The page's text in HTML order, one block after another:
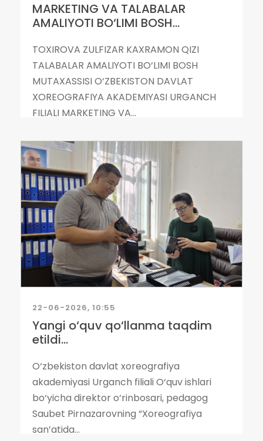
MARKETING VA TALABALAR
AMALIYOTI BO‘LIMI BOSH...
TOXIROVA ZULFIZAR KAXRAMON QIZI
TALABALAR AMALIYOTI BO‘LIMI BOSH
MUTAXASSISI O‘ZBEKISTON DAVLAT
XOREOGRAFIYA AKADEMIYASI URGANCH
FILIALI MARKETING VA...
22-06-2026, 10:55
Yangi o‘quv qo‘llanma taqdim
etildi...
O‘zbekiston davlat xoreografiya
akademiyasi Urganch filiali O‘quv ishlari
bo‘yicha direktor o‘rinbosari, pedagog
Saubet Pirnazarovning “Xoreografiya
san’atida...